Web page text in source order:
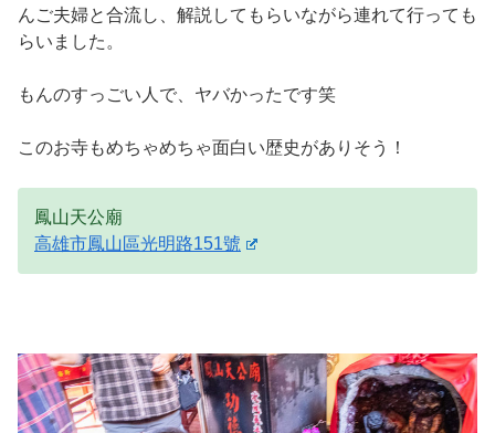
んご夫婦と合流し、解説してもらいながら連れて行っても
らいました。
もんのすっごい人で、ヤバかったです笑
このお寺もめちゃめちゃ面白い歴史がありそう！
鳳山天公廟
高雄市鳳山區光明路151號